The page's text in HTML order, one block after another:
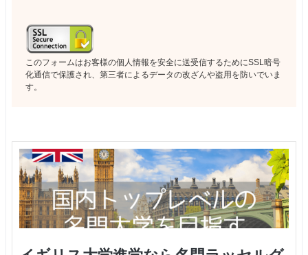
このフォームはお客様の個人情報を安全に送受信するためにSSL暗号
化通信で保護され、第三者によるデータの改ざんや盗用を防いでいま
す。